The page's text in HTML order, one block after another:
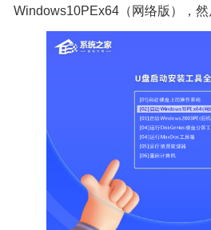
Windows10PEx64（网络版），然